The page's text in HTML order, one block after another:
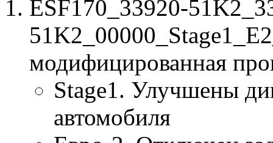
ESF170_33920-
модифицированная
Stage1. Улучшены
автомобиля